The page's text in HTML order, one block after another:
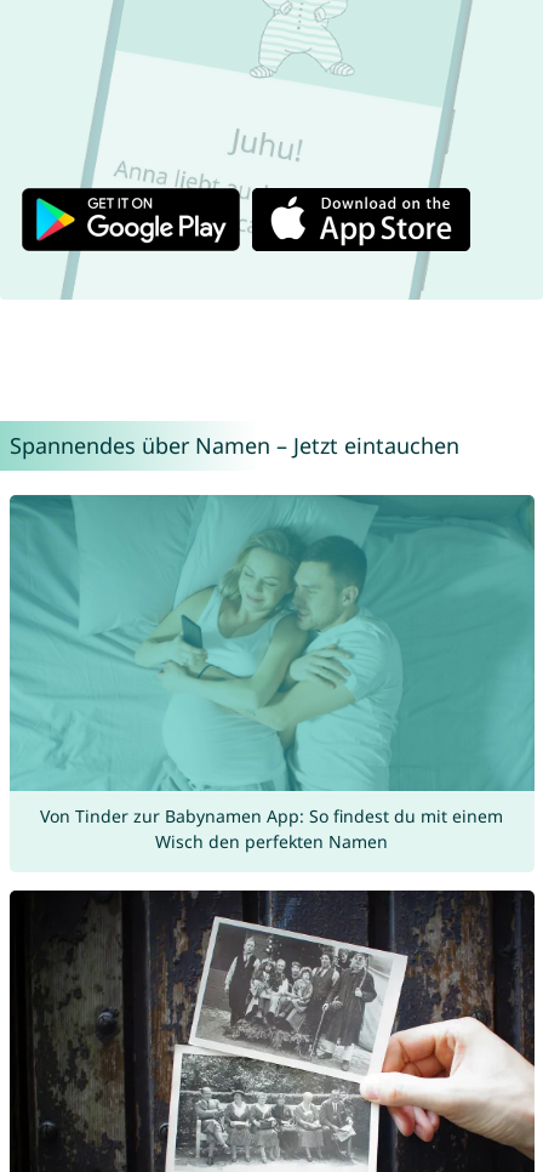
Spannendes über Namen – Jetzt eintauchen
Von Tinder zur Babynamen App: So findest du mit einem
Wisch den perfekten Namen